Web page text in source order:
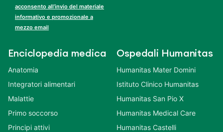
acconsento all’invio del materiale
informativo e promozionale a
mezzo email
Enciclopedia medica
Anatomia
Integratori alimentari
Malattie
Primo soccorso
Principi attivi
Ospedali Humanitas
Humanitas Mater Domini
Istituto Clinico Humanitas
Humanitas San Pio X
Humanitas Medical Care
Humanitas Castelli